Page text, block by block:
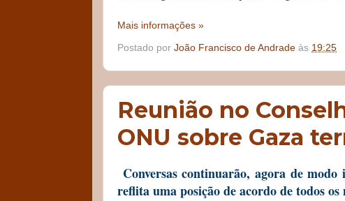
Mais informações »
Postado por João Francisco de Andrade às 19:25
Reunião no
ONU sobre Gaza
Conversas continuarão, agora de
reflita uma posição de acordo de todos os